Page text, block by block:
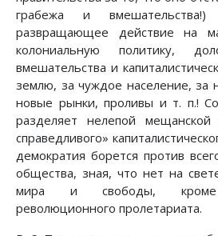
грабежа и
развращающее действие на
колониальную политику,
вмешательства и
землю, за чуждое население, за
новые рынки, проливы и т. п.!
разделяет нелепой
справедливого»
демократия борется против
общества, зная, что нет на
мира и свободы, кроме
революционного пролетариата.